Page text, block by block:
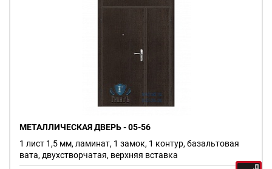
МЕТАЛЛИЧЕСКАЯ ДВЕРЬ - 05-56
1 лист 1,5 мм, ламинат, 1 замок, 1 контур, базальтовая
вата, двухстворчатая, верхняя вставка